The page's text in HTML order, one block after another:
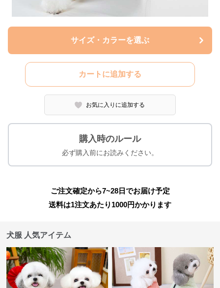
サイズ・カラーを選ぶ
カートに追加する
お気に入りに追加する
購入時のルール
必ず購入前にお読みください。
ご注文確定から7~28日でお届け予定
送料は1注文あたり 1000円かかります
犬服 人気アイテム